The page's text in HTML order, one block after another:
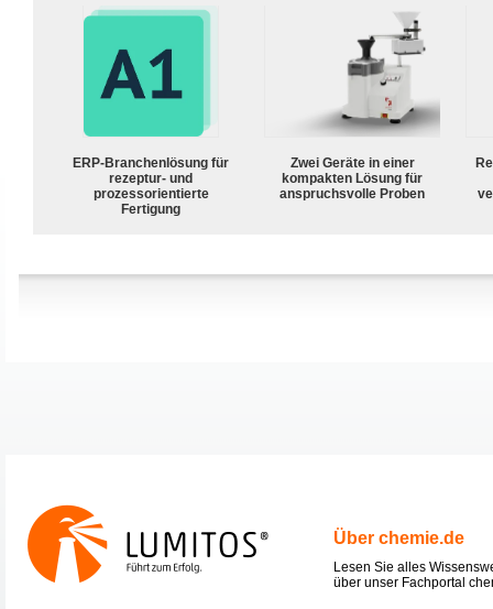
ERP-Branchenlösung für
rezeptur- und
prozessorientierte
Fertigung
Zwei Geräte in einer
kompakten Lösung für
anspruchsvolle Proben
Über chemie.de
Lesen Sie alles
über unser Fachportal